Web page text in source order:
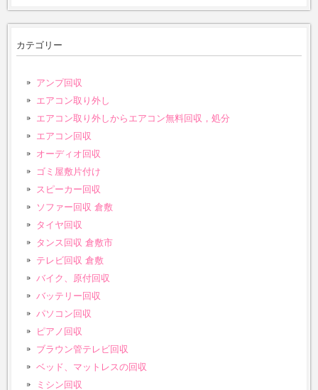
カテゴリー
アンプ回収
エアコン取り外し
エアコン取り外しからエアコン無料回収，処分
エアコン回収
オーディオ回収
ゴミ屋敷片付け
スピーカー回収
ソファー回収 倉敷
タイヤ回収
タンス回収 倉敷市
テレビ回収 倉敷
バイク、原付回収
バッテリー回収
パソコン回収
ピアノ回収
ブラウン管テレビ回収
ベッド、マットレスの回収
ミシン回収